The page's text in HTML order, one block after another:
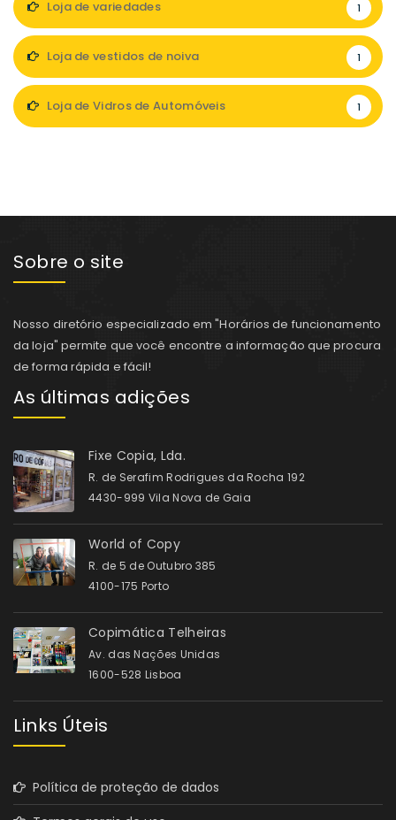
Loja de variedades 1
Loja de vestidos de noiva 1
Loja de Vidros de Automóveis 1
Sobre o site
Nosso diretório especializado em "Horários de funcionamento
da loja" permite que você encontre a informação que procura
de forma rápida e fácil!
As últimas adições
Fixe Copia, Lda.
R. de Serafim Rodrigues da Rocha 192
4430-999 Vila Nova de Gaia
World of Copy
R. de 5 de Outubro 385
4100-175 Porto
Copimática Telheiras
Av. das Nações Unidas
1600-528 Lisboa
Links Úteis
Política de proteção de dados